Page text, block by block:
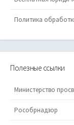
Политика
Полезные ссылки
Министерство
Рособрнадзор